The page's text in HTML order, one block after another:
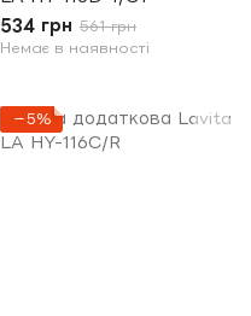
534 грн 561 грн
Немає в наявності
−5%